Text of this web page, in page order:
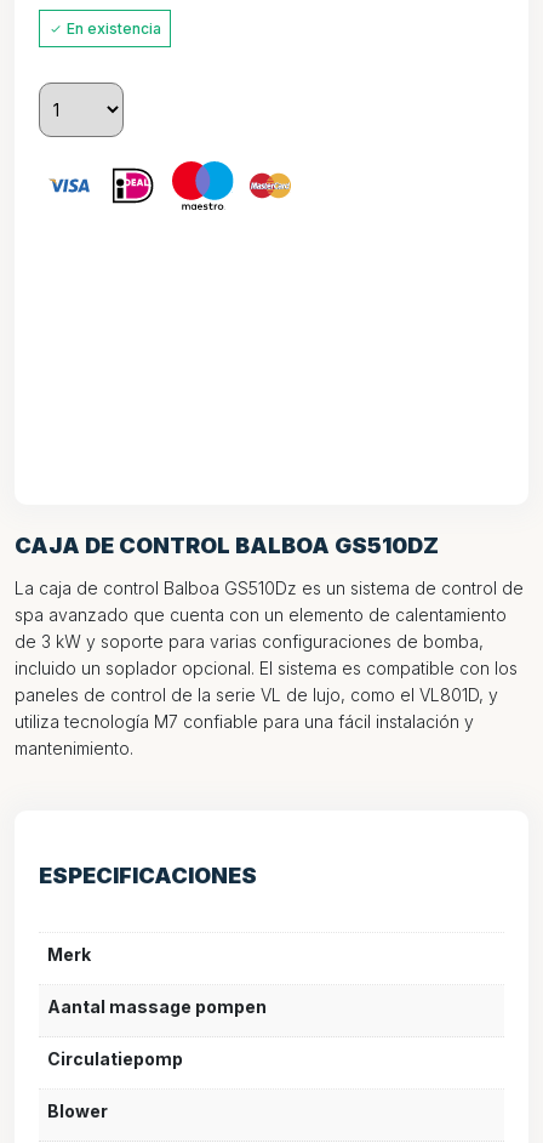
CAJA DE CONTROL BALBOA GS510DZ
La caja de control Balboa GS510Dz es un sistema de control de
spa avanzado que cuenta con un elemento de calentamiento
de 3 kW y soporte para varias configuraciones de bomba,
incluido un soplador opcional. El sistema es compatible con los
paneles de control de la serie VL de lujo, como el VL801D, y
utiliza tecnología M7 confiable para una fácil instalación y
mantenimiento.
ESPECIFICACIONES
Merk
Aantal massage pompen
Circulatiepomp
Blower
En existencia